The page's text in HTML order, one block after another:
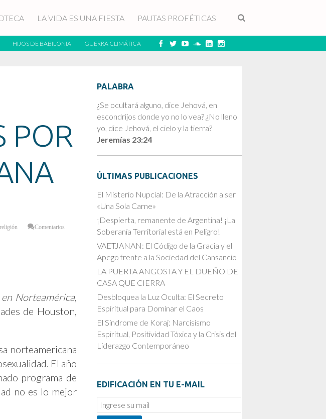
LA VIDA ES UNA FIESTA PAUTAS PROFÉTICAS
HIJOS DE BABILONIA GUERRA CLIMÁTICA
POR
religión Comentarios
Norteamérica,
de Houston,
norteamericana
El año
programa de
no es lo mejor
PALABRA
¿Se ocultará alguno, dice Jehová, en
escondrijos donde yo no lo vea? ¿No lleno
yo, dice Jehová, el cielo y la tierra?
Jeremías 23:24
ÚLTIMAS PUBLICACIONES
El Misterio Nupcial: De la Atracción a ser
«Una Sola Carne»
¡Despierta, remanente de Argentina! ¡La
Soberanía Territorial está en Peligro!
VAETJANAN: El Código de la Gracia y el
Apego frente a la Sociedad del Cansancio
LA PUERTA ANGOSTA Y EL DUEÑO DE
CASA QUE CIERRA
Desbloquea la Luz Oculta: El Secreto
Espiritual para Dominar el Caos
El Síndrome de Koraj: Narcisismo
Espiritual, Positividad Tóxica y la Crisis del
Liderazgo Contemporáneo
EDIFICACIÓN EN TU E-MAIL
Email
Subscription